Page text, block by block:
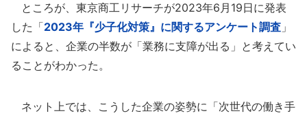
ところが、東京商工リサーチが2023年6月19日に発表
した「2023年『少子化対策』に関するアンケート調査 」
によると、企業の半数が「業務に支障が出る」と考えてい
ることがわかった。
ネット上では、こうした企業の姿勢に「次世代の働き手